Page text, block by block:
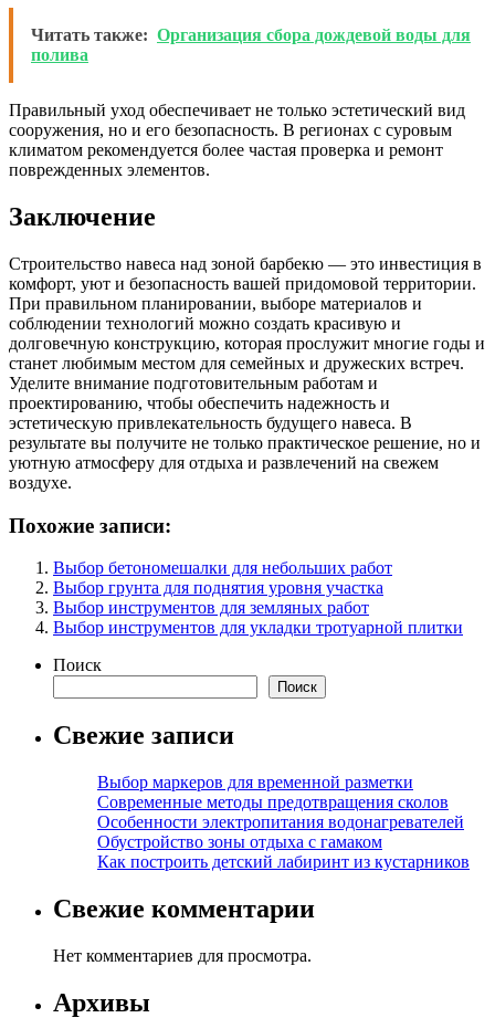
Читать также: Организация сбора дождевой воды для
полива
Правильный уход обеспечивает не только эстетический вид
сооружения, но и его безопасность. В регионах с суровым
климатом рекомендуется более частая проверка и ремонт
поврежденных элементов.
Заключение
Строительство навеса над зоной барбекю — это инвестиция в
комфорт, уют и безопасность вашей придомовой территории.
При правильном планировании, выборе материалов и
соблюдении технологий можно создать красивую и
долговечную конструкцию, которая прослужит многие годы и
станет любимым местом для семейных и дружеских встреч.
Уделите внимание подготовительным работам и
проектированию, чтобы обеспечить надежность и
эстетическую привлекательность будущего навеса. В
результате вы получите не только практическое решение, но и
уютную атмосферу для отдыха и развлечений на свежем
воздухе.
Похожие записи:
Выбор бетономешалки для небольших работ
Выбор грунта для поднятия уровня участка
Выбор инструментов для земляных работ
Выбор инструментов для укладки тротуарной плитки
Поиск
Поиск
Свежие записи
Выбор маркеров для временной разметки
Современные методы предотвращения сколов
Особенности электропитания водонагревателей
Обустройство зоны отдыха с гамаком
Как построить детский лабиринт из кустарников
Свежие комментарии
Нет комментариев для просмотра.
Архивы